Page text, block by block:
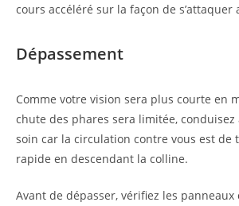
cours accéléré sur la façon de s’attaquer
Dépassement
Comme votre vision sera plus courte en
chute des phares sera limitée,
soin car la circulation contre vous est de
rapide en descendant la colline.
Avant de dépasser, vérifiez les